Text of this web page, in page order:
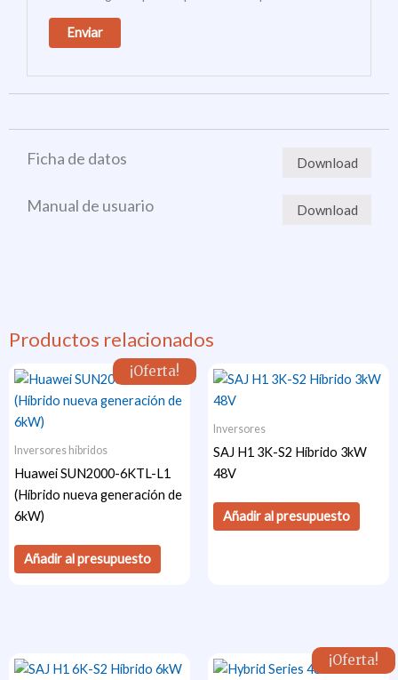
Ficha de datos Download
Manual de usuario Download
Productos relacionados
¡Oferta!
Inversores híbridos
Huawei SUN2000-6KTL-L1
(Híbrido nueva generación de
6kW)
Añadir al presupuesto
Inversores
SAJ H1 3K-S2 Híbrido 3kW
48V
Añadir al presupuesto
¡Oferta!